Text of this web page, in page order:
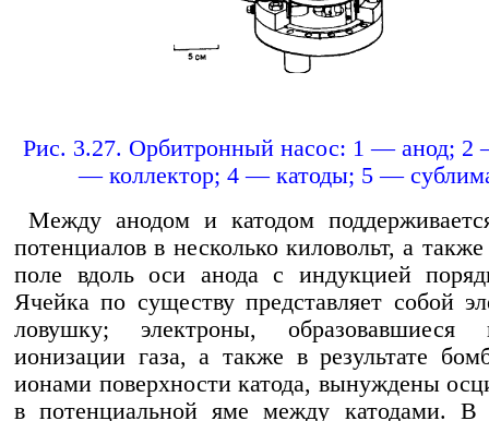
Рис. 3.27. Орбитронный насос: 1 — анод; 2
— коллектор; 4 — катоды; 5 —
Между анодом и катодом
потенциалов в несколько киловольт, а
поле вдоль оси анода с индукцией
Ячейка по существу представляет собой
ловушку; электроны, образовавшиеся
ионизации газа, а также в результате
ионами поверхности катода, вынуждены
в потенциальной яме между катодами. В